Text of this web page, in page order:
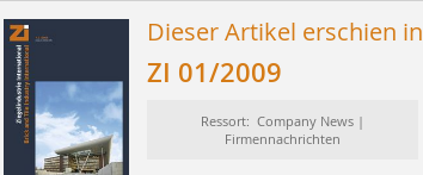
Dieser Artikel erschien in
ZI 01/2009
Ressort: Company News |
Firmennachrichten